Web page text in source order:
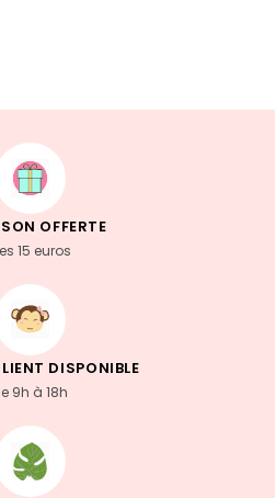
OFFERTE
15 euros
DISPONIBLE
9h à 18h